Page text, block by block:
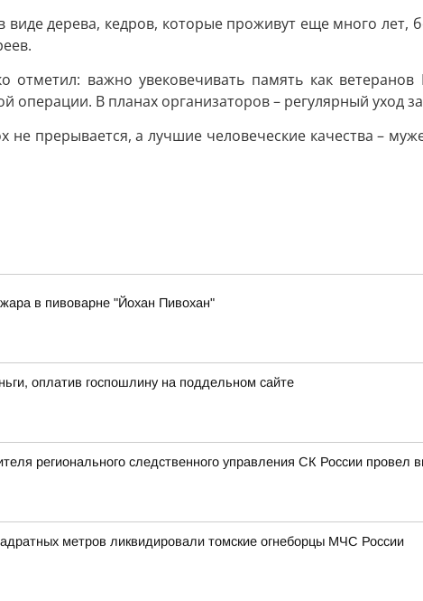
дерева, кедров, которые проживут еще много лет,
важно увековечивать память как
операции. В планах организаторов – регулярный уход
прерывается, а лучшие человеческие качества –
в пивоварне "Йохан Пивохан"
оплатив госпошлину на поддельном сайте
регионального следственного управления СК России провел
метров ликвидировали томские огнеборцы МЧС России